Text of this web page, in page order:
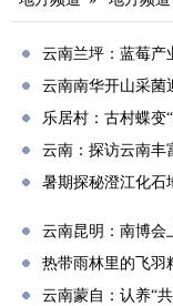
云南兰坪：蓝莓产
云南南华开山采菌
乐居村：古村蝶变
云南：探访云南丰
暑期探秘澄江化石
云南昆明：南博会
热带雨林里的飞羽
云南蒙自：认养“